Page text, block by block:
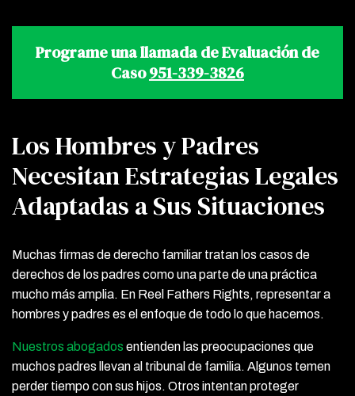
Programe una llamada de Evaluación de
Caso951-339-3826
Los Hombres y Padres
Necesitan Estrategias Legales
Adaptadas a Sus Situaciones
Muchas firmas de derecho familiar tratan los casos de
derechos de los padres como una parte de una práctica
mucho más amplia. En Reel Fathers Rights, representar a
hombres y padres es el enfoque de todo lo que hacemos.
Nuestros abogados entienden las preocupaciones que
muchos padres llevan al tribunal de familia. Algunos temen
perder tiempo con sus hijos. Otros intentan proteger